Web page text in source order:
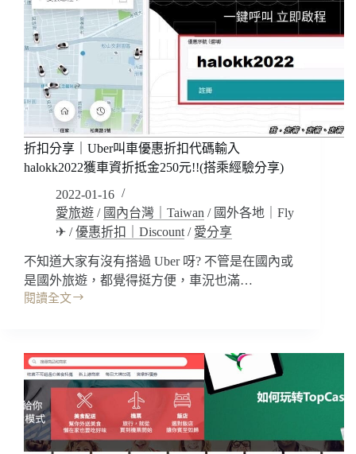
縫
線
舒
超
彈
瘦!!
幫
能
衣
研
閒
運
動
機
能
循
折扣分享｜Uber叫車優惠折扣代碼輸入
halokk2022獲車資折抵金250元!!(搭乘經驗分享)
2022-01-16
愛旅遊 / 國內台灣｜Taiwan / 國外各地｜Fly
✈ /優惠折扣｜Discount / 愛分享
不知道大家有沒有搭過 Uber 呀? 不管是在國內或
是國外旅遊，都覺得挺方便，車況也滿…
閱讀全文
折
享
｜
Uber
叫
車
優